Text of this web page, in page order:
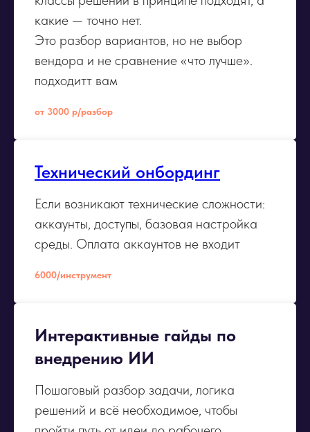
какие — точно нет.
Это разбор вариантов, но не выбор
вендора и не сравнение «что лучше».
подходитт вам
от 3000 р/разбор
Технический онбординг
Если возникают технические сложности:
аккаунты, доступы, базовая настройка
среды. Оплата аккаунтов не входит
6000/инструмент
Интерактивные гайды по
внедрению ИИ
Пошаговый разбор задачи, логика
решений и всё необходимое, чтобы